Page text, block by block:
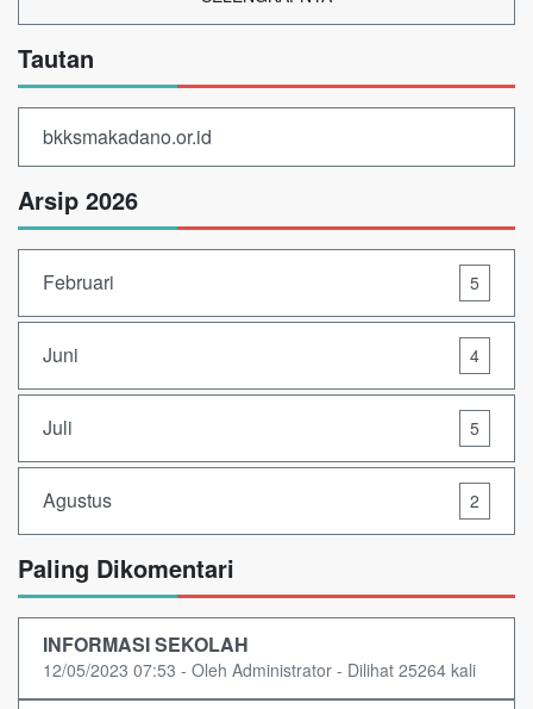
Tautan
bkksmakadano.or.id
Arsip 2026
Februari 5
Juni 4
Juli 5
Agustus 2
Paling Dikomentari
INFORMASI SEKOLAH
12/05/2023 07:53 - Oleh Administrator - Dilihat 25264 kali